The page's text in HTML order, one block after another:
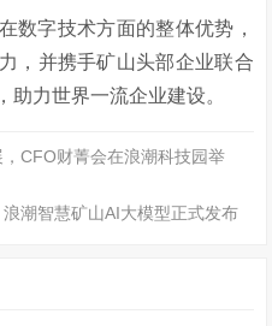
数字技术方面的整体优势，
，并携手矿山头部企业联合
助力世界一流企业建设。
CFO财菁会在浪潮科技园举
潮智慧矿山AI大模型正式发布